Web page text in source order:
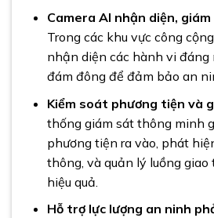
Camera AI nhận diện,
Trong các khu vực công
nhận diện các hành vi đáng
đám đông để đảm bảo an
Kiểm soát phương tiện và
thống giám sát thông minh
phương tiện ra vào, phát
thông, và quản lý luồng
hiệu quả.
Hỗ trợ lực lượng an ninh